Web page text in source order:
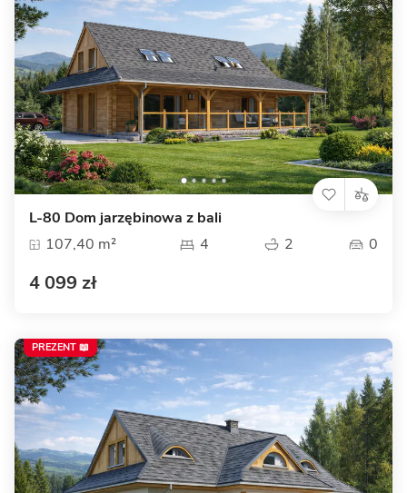
L-80 Dom jarzębinowa z bali
107,40 m²
4 2 0
4 099 zł
PREZENT 📖